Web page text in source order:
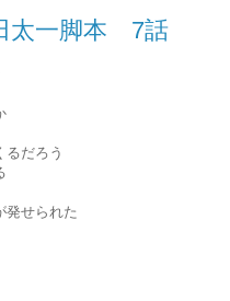
太一脚本 7話
るだろう
発せられた